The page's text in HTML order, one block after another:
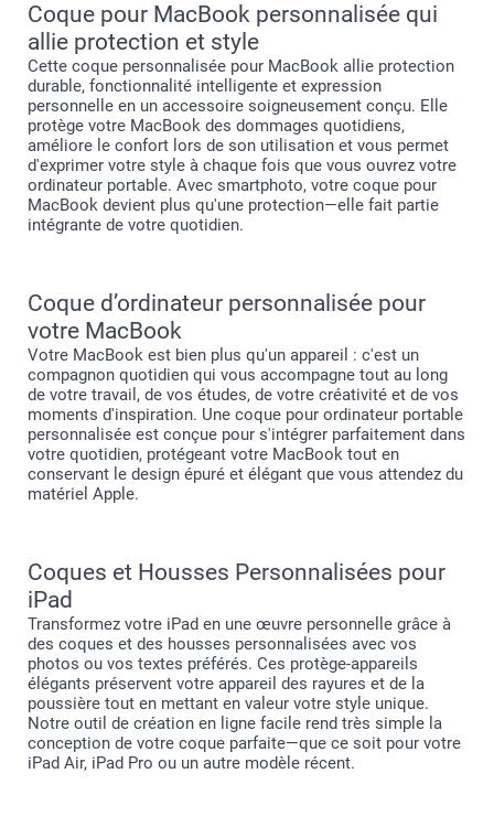
Coque pour MacBook personnalisée qui
allie protection et style
Cette coque personnalisée pour MacBook allie protection
durable, fonctionnalité intelligente et expression
personnelle en un accessoire soigneusement conçu. Elle
protège votre MacBook des dommages quotidiens,
améliore le confort lors de son utilisation et vous permet
d'exprimer votre style à chaque fois que vous ouvrez votre
ordinateur portable. Avec smartphoto, votre coque pour
MacBook devient plus qu'une protection—elle fait partie
intégrante de votre quotidien.
Coque d’ordinateur personnalisée pour
votre MacBook
Votre MacBook est bien plus qu'un appareil : c'est un
compagnon quotidien qui vous accompagne tout au long
de votre travail, de vos études, de votre créativité et de vos
moments d'inspiration. Une coque pour ordinateur portable
personnalisée est conçue pour s'intégrer parfaitement dans
votre quotidien, protégeant votre MacBook tout en
conservant le design épuré et élégant que vous attendez du
matériel Apple.
Coques et Housses Personnalisées pour
iPad
Transformez votre iPad en une œuvre personnelle grâce à
des coques et des housses personnalisées avec vos
photos ou vos textes préférés. Ces protège-appareils
élégants préservent votre appareil des rayures et de la
poussière tout en mettant en valeur votre style unique.
Notre outil de création en ligne facile rend très simple la
conception de votre coque parfaite—que ce soit pour votre
iPad Air, iPad Pro ou un autre modèle récent.